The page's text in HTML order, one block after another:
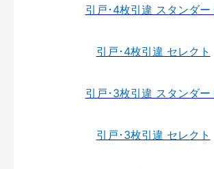
引戸･4枚引違 スタンダー
引戸･4枚引違 セレクト
引戸･3枚引違 スタンダー
引戸･3枚引違 セレクト